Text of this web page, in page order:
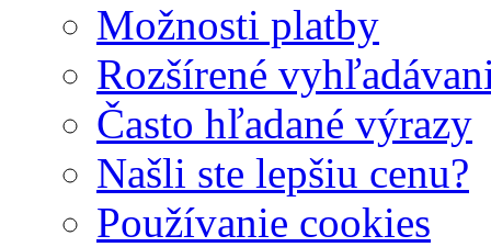
Možnosti platby
Rozšírené
Často hľadané výrazy
Našli ste lepšiu cenu?
Používanie cookies